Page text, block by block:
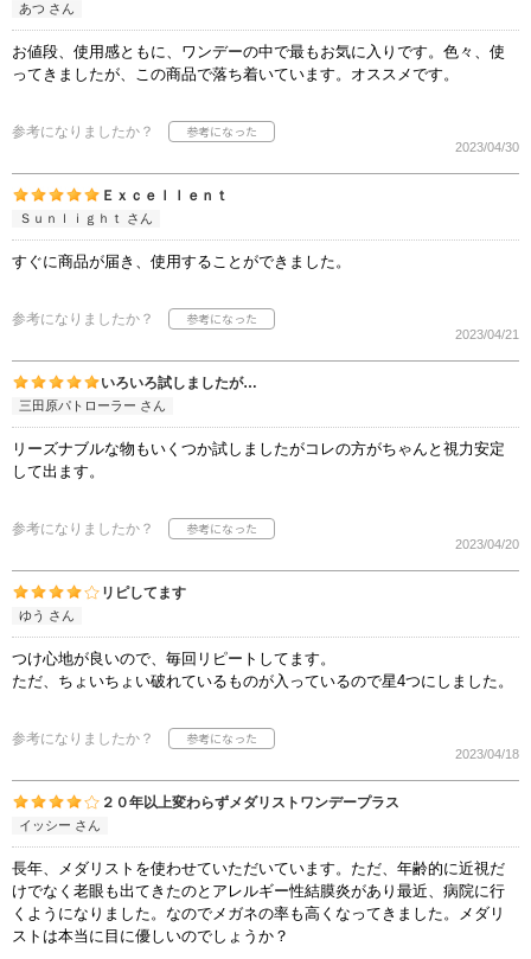
あつ さん
お値段、使用感ともに、ワンデーの中で最もお気に入りです。色々、使
ってきましたが、この商品で落ち着いています。オススメです。
参考になりましたか？
2023/04/30
Ｅｘｃｅｌｌｅｎｔ
Ｓｕｎｌｉｇｈｔ さん
すぐに商品が届き、使用することができました。
参考になりましたか？
2023/04/21
いろいろ試しましたが…
三田原パトローラー さん
リーズナブルな物もいくつか試しましたがコレの方がちゃんと視力安定
して出ます。
参考になりましたか？
2023/04/20
リピしてます
ゆう さん
つけ心地が良いので、毎回リピートしてます。
ただ、ちょいちょい破れているものが入っているので星4つにしました。
参考になりましたか？
2023/04/18
２０年以上変わらずメダリストワンデープラス
イッシー さん
長年、メダリストを使わせていただいています。ただ、年齢的に近視だ
けでなく老眼も出てきたのとアレルギー性結膜炎があり最近、病院に行
くようになりました。なのでメガネの率も高くなってきました。メダリ
ストは本当に目に優しいのでしょうか？